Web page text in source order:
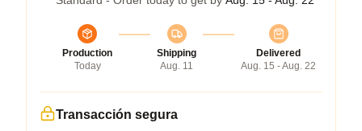
Production
Today
Shipping
Aug. 11
Delivered
Aug. 15 - Aug. 22
Transacción segura